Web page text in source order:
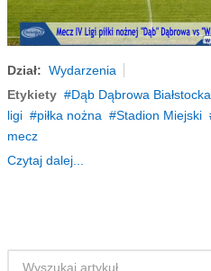
Dział: Wydarzenia
Etykiety
Dąb Dąbrowa Białstocka
ligi
piłka nożna Stadion Miejski
mecz
Czytaj dalej...